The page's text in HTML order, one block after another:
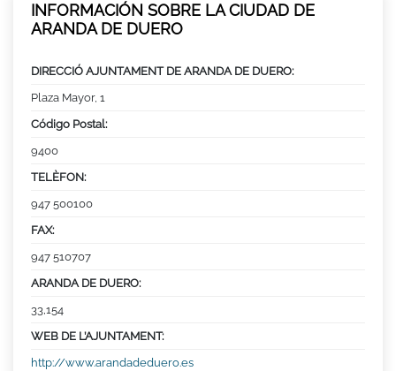
INFORMACIÓN SOBRE LA CIUDAD DE
ARANDA DE DUERO
DIRECCIÓ AJUNTAMENT DE ARANDA DE DUERO:
Plaza Mayor, 1
Código Postal:
9400
TELÈFON:
947 500100
FAX:
947 510707
ARANDA DE DUERO:
33,154
WEB DE L’AJUNTAMENT:
http://www.arandadeduero.es